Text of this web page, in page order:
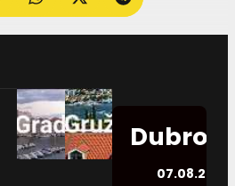
07.08.2026.